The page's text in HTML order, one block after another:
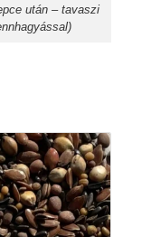
után – tavaszi